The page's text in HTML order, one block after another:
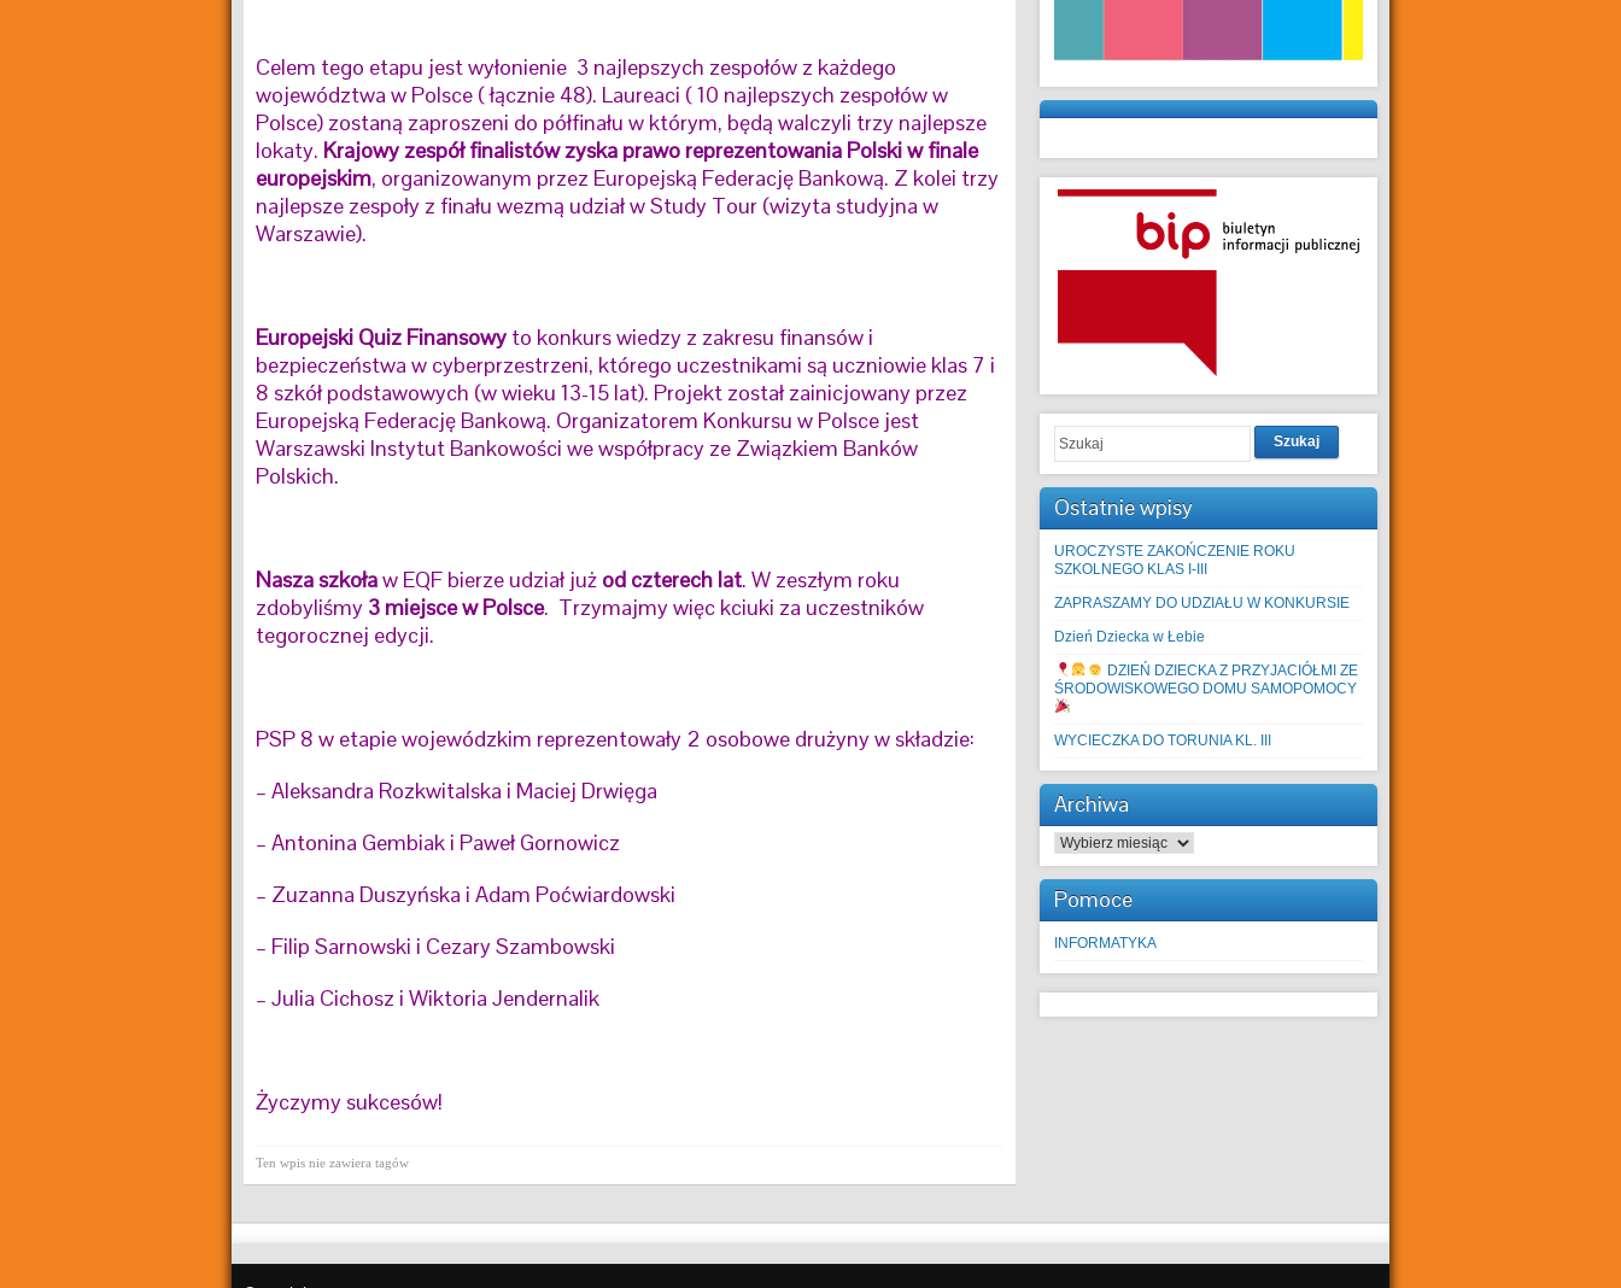
Celem tego etapu jest wyłonienie 3 najlepszych zespołów z każdego
województwa w Polsce ( łącznie 48). Laureaci ( 10 najlepszych zespołów w
Polsce) zostaną zaproszeni do półfinału w którym, będą walczyli trzy najlepsze
lokaty. Krajowy zespół finalistów zyska prawo reprezentowania Polski w finale
europejskim, organizowanym przez Europejską Federację Bankową. Z kolei trzy
najlepsze zespoły z finału wezmą udział w Study Tour (wizyta studyjna w
Warszawie).
Europejski Quiz Finansowy to konkurs wiedzy z zakresu finansów i
bezpieczeństwa w cyberprzestrzeni, którego uczestnikami są uczniowie klas 7 i
8 szkół podstawowych (w wieku 13-15 lat). Projekt został zainicjowany przez
Europejską Federację Bankową. Organizatorem Konkursu w Polsce jest
Warszawski Instytut Bankowości we współpracy ze Związkiem Banków
Polskich.
Nasza szkoław EQF bierze udział już od czterech lat. W zeszłym roku
zdobyliśmy 3 miejsce w Polsce. Trzymajmy więc kciuki za uczestników
tegorocznej edycji.
PSP 8 w etapie wojewódzkim reprezentowały 2 osobowe drużyny w składzie:
– Aleksandra Rozkwitalska i Maciej Drwięga
– Antonina Gembiak i Paweł Gornowicz
– Zuzanna Duszyńska i Adam Poćwiardowski
– Filip Sarnowski i Cezary Szambowski
– Julia Cichosz i Wiktoria Jendernalik
Życzymy sukcesów!
Ten wpis nie zawiera tagów
Szukaj
Ostatnie wpisy
UROCZYSTE ZAKOŃCZENIE ROKU
SZKOLNEGO KLAS I-III
ZAPRASZAMY DO UDZIAŁU W KONKURSIE
Dzień Dziecka w Łebie
DZIEŃ DZIECKA Z PRZYJACIÓŁMI ZE
ŚRODOWISKOWEGO DOMU SAMOPOMOCY
WYCIECZKA DO TORUNIA KL. III
Archiwa
Archiwa
Pomoce
INFORMATYKA